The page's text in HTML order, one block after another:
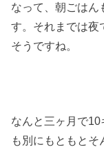
なって、朝ごはん
す。それまでは夜
そうですね。
なんと三ヶ月で
も別にもともとそ